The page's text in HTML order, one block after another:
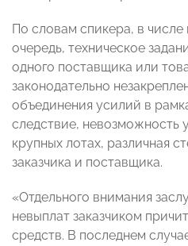
По словам спикера, в
очередь, техническое
одного поставщика или
законодательно
объединения усилий в
следствие, невозможность
крупных лотах, различная
заказчика и поставщика.
«Отдельного внимания
невыплат заказчиком
средств. В последнем